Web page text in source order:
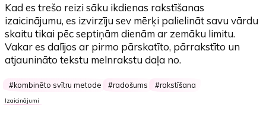
Kad es trešo reizi sāku ikdienas rakstīšanas
izaicinājumu, es izvirzīju sev mērķi palielināt savu vārdu
skaitu tikai pēc septiņām dienām ar zemāku limitu.
Vakar es dalījos ar pirmo pārskatīto, pārrakstīto un
atjaunināto tekstu melnrakstu daļa no.
kombinēto svītru metode radošums rakstīšana
Izaicinājumi